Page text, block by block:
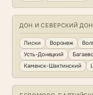
ДОН И СЕВЕРСКИЙ
Лиски Воронеж
Усть-Донецкий
Каменск-Шахтинский